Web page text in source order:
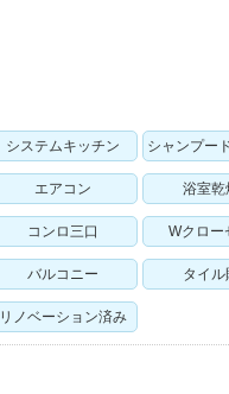
システムキッチン シャンプー
エアコン 浴室乾
コンロ三口 Wクロー
バルコニー タイル
リノベーション済み